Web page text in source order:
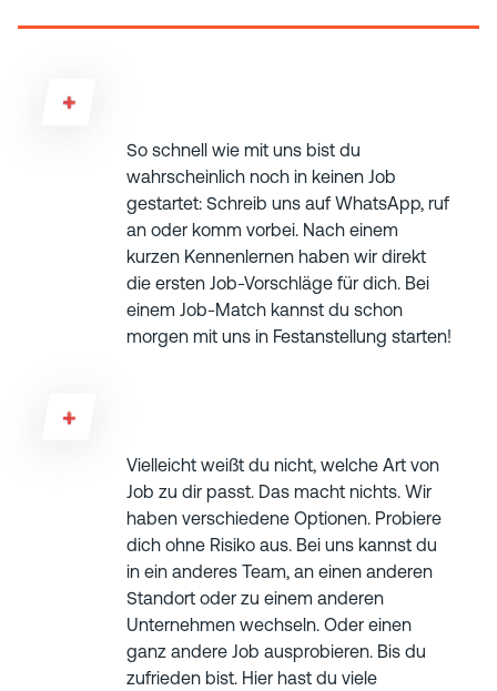
So schnell wie mit uns bist du
wahrscheinlich noch in keinen Job
gestartet: Schreib uns auf WhatsApp, ruf
an oder komm vorbei. Nach einem
kurzen Kennenlernen haben wir direkt
die ersten Job-Vorschläge für dich. Bei
einem Job-Match kannst du schon
morgen mit uns in Festanstellung starten!
Vielleicht weißt du nicht, welche Art von
Job zu dir passt. Das macht nichts. Wir
haben verschiedene Optionen. Probiere
dich ohne Risiko aus. Bei uns kannst du
in ein anderes Team, an einen anderen
Standort oder zu einem anderen
Unternehmen wechseln. Oder einen
ganz andere Job ausprobieren. Bis du
zufrieden bist. Hier hast du viele